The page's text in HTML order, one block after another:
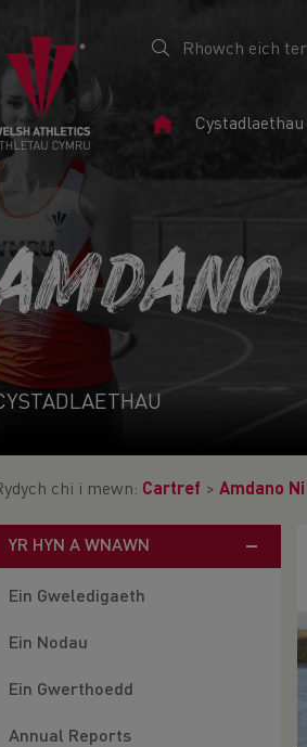
Tudalen
Cystadlaethau
chi i mewn: Cartref > Amdano Ni
YR HYN A WNAWN
Ein Gweledigaeth
Ein Nodau
Ein Gwerthoedd
Annual Reports